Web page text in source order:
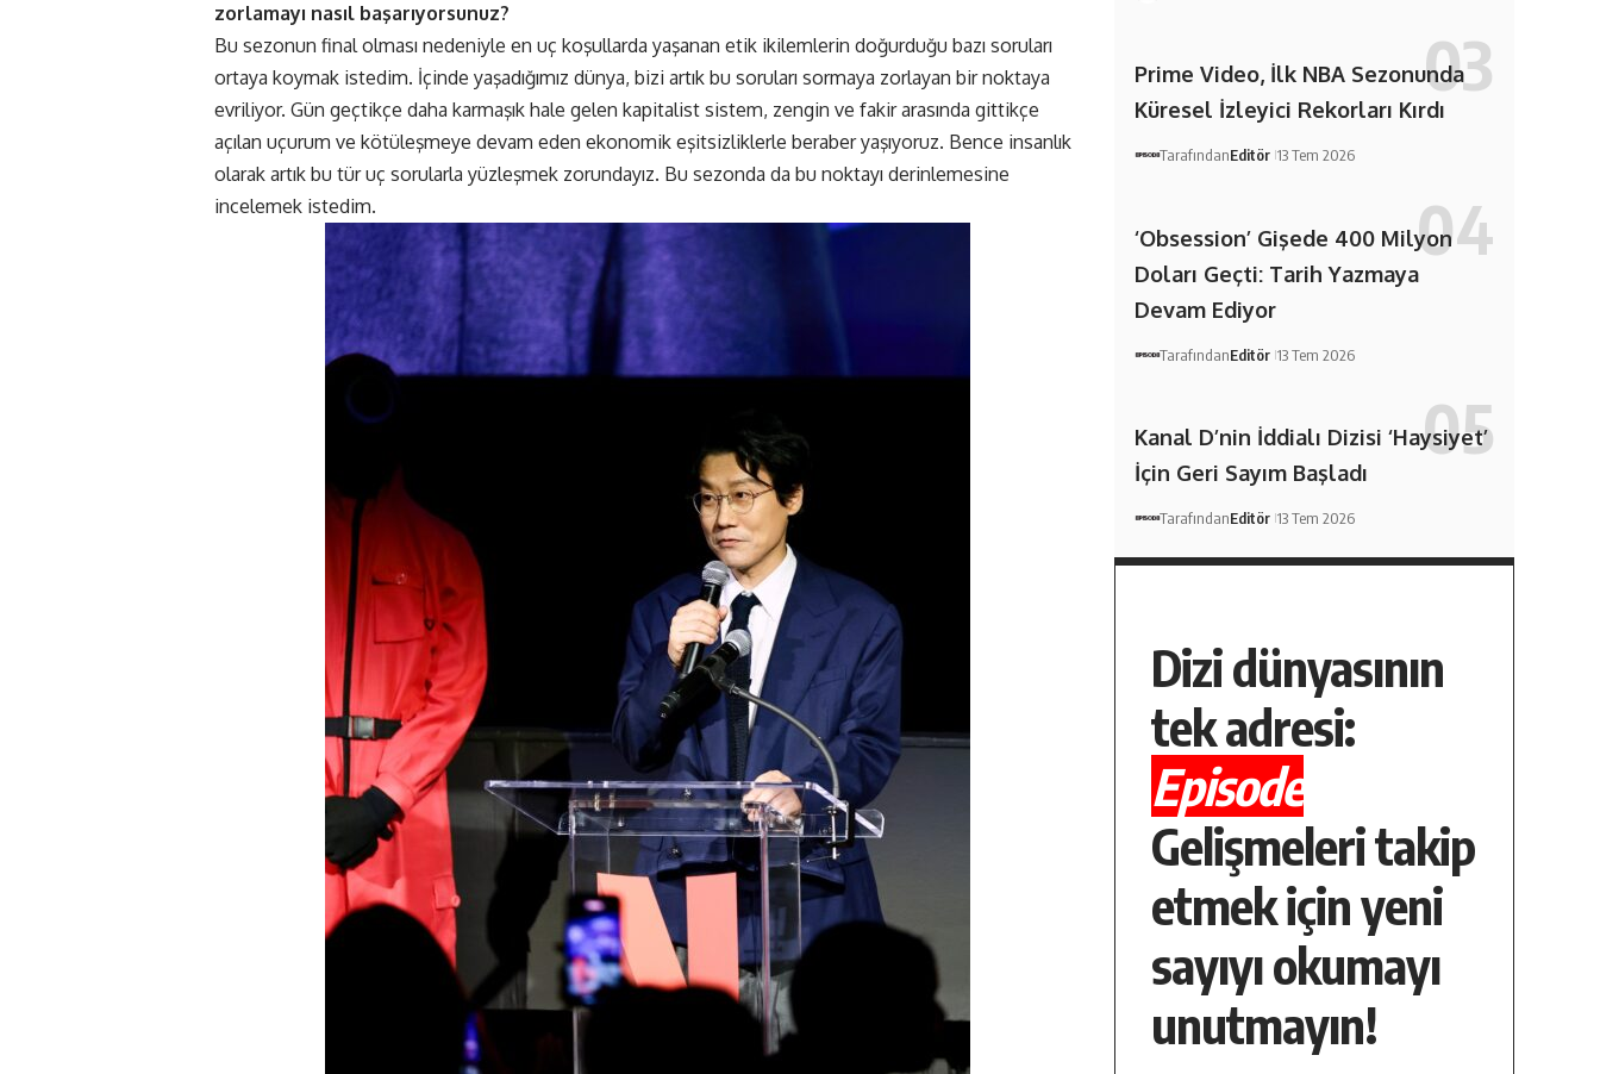
zorlamayı nasıl başarıyorsunuz?
Bu sezonun final olması nedeniyle en uç koşullarda yaşanan etik ikilemlerin doğurduğu bazı soruları
ortaya koymak istedim. İçinde yaşadığımız dünya, bizi artık bu soruları sormaya zorlayan bir noktaya
evriliyor. Gün geçtikçe daha karmaşık hale gelen kapitalist sistem, zengin ve fakir arasında gittikçe
açılan uçurum ve kötüleşmeye devam eden ekonomik eşitsizliklerle beraber yaşıyoruz. Bence insanlık
olarak artık bu tür uç sorularla yüzleşmek zorundayız. Bu sezonda da bu noktayı derinlemesine
incelemek istedim.
Prime Video, İlk NBA Sezonunda
Küresel İzleyici Rekorları Kırdı
TarafındanEditör 13 Tem 2026
‘Obsession’ Gişede 400 Milyon
Doları Geçti: Tarih Yazmaya
Devam Ediyor
TarafındanEditör 13 Tem 2026
Kanal D’nin İddialı Dizisi ‘Haysiyet’
İçin Geri Sayım Başladı
TarafındanEditör 13 Tem 2026
Dizi dünyasının
tek adresi:
Episode
Gelişmeleri takip
etmek için yeni
sayıyı okumayı
unutmayın!